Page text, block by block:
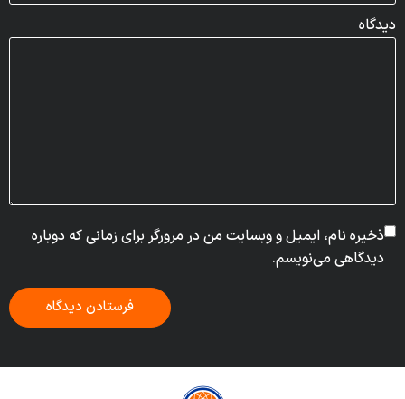
دیدگاه
ذخیره نام، ایمیل و وبسایت من در مرورگر برای زمانی که دوباره
دیدگاهی می‌نویسم.